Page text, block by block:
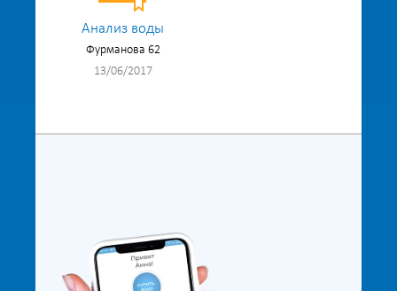
Анализ воды
Фурманова 62
13/06/2017